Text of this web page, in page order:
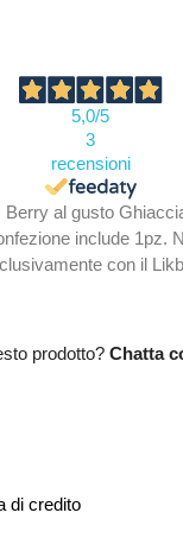
5,0/5
3
recensioni
al gusto
include 1pz.
con il
prodotto? Chatta
di credito